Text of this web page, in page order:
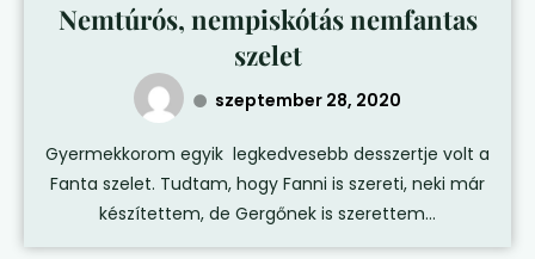
Nemtúrós, nempiskótás nemfantas
szelet
szeptember 28, 2020
Gyermekkorom egyik legkedvesebb desszertje volt a
Fanta szelet. Tudtam, hogy Fanni is szereti, neki már
készítettem, de Gergőnek is szerettem...